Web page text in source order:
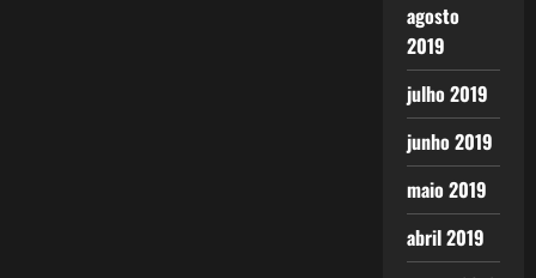
agosto
2019
julho 2019
junho 2019
maio 2019
abril 2019